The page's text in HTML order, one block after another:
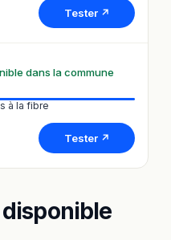
Tester ↗
dans la commune
à la fibre
Tester ↗